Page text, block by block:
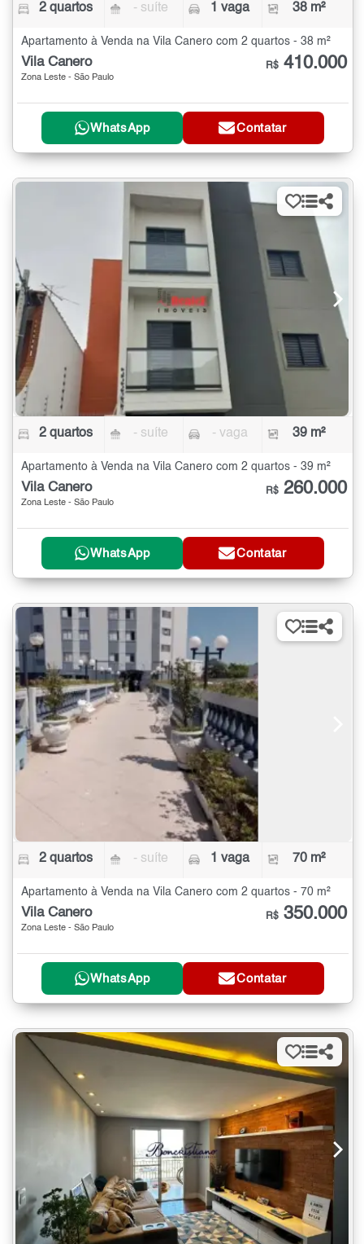
2 quartos - suíte 1 vaga 38 m²
Apartamento à Venda na Vila Canero com 2 quartos - 38 m²
Vila Canero
Zona Leste - São Paulo
R$ 410.000
WhatsApp Contatar
2 quartos - suíte - vaga 39 m²
Apartamento à Venda na Vila Canero com 2 quartos - 39 m²
Vila Canero
Zona Leste - São Paulo
R$ 260.000
WhatsApp Contatar
2 quartos - suíte 1 vaga 70 m²
Apartamento à Venda na Vila Canero com 2 quartos - 70 m²
Vila Canero
Zona Leste - São Paulo
R$ 350.000
WhatsApp Contatar